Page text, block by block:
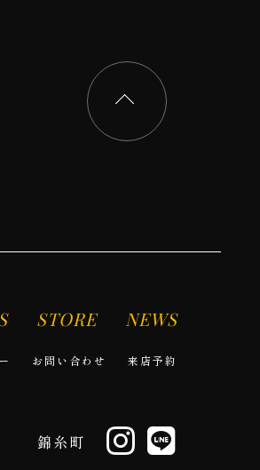
STORE NEWS
お問い合わせ 来店予約
錦糸町